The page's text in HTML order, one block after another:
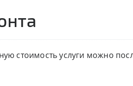
стоимость услуги можно